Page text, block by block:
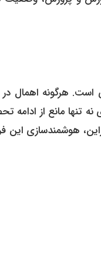
تنها مانع از ادامه
هوشمندسازی این